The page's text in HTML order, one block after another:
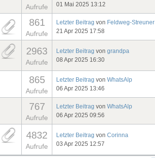
Aufrufe
01 Mai 2025 13:12
861
Aufrufe
Letzter Beitrag von Feldweg-Streuner
21 Apr 2025 17:58
2963
Aufrufe
Letzter Beitrag vongrandpa
08 Apr 2025 16:30
865
Aufrufe
Letzter Beitrag vonWhatsAlp
06 Apr 2025 13:46
767
Aufrufe
Letzter Beitrag vonWhatsAlp
06 Apr 2025 09:56
4832
Aufrufe
Letzter Beitrag vonCorinna
03 Apr 2025 12:57